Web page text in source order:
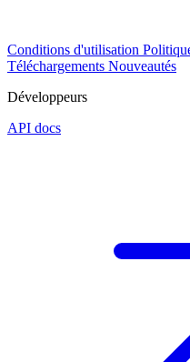
Conditions d'utilisation
Téléchargements Nouveautés
Développeurs
API docs